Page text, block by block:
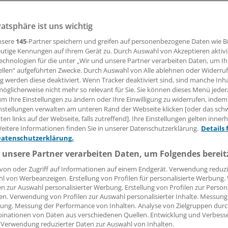
(dpa). Bis zu 50 Prozent der Krebstodesfälle in
bei Rauchern sogar bis zu 75 Prozent. Das hat
für Umwelt und Gesundheit mitgeteilt.
der Prävention würden bisher noch nicht genutzt,
Helfen würden auch Sport,
Obst und Gemüse, Maßnahmen gegen radioaktives
Feinstaub im Dieselruß - und natürlich, weniger zu
Onkologie Impfen
ist uns wichtig
145-Partner speichern und greifen auf personenbezogene Daten wie
Kennungen auf Ihrem Gerät zu. Durch Auswahl von Akzeptieren
für die unter „Wir und unsere Partner verarbeiten Daten, um
aufgeführten Zwecke. Durch Auswahl von Alle ablehnen oder
werden diese deaktiviert. Wenn Tracker deaktiviert sind, sind manche
nicht mehr so relevant für Sie. Sie können dieses Menü
Ihre Einstellungen zu ändern oder Ihre Einwilligung zu widerrufen, indem
verwalten am unteren Rand der Webseite klicken [oder das
links auf der Webseite, falls zutreffend]. Ihre Einstellungen gelten
Informationen finden Sie in unserer Datenschutzerklärung. Details
Partner verarbeiten Daten, um Folgendes
oder Zugriff auf Informationen auf einem Endgerät. Verwendung
von Werbeanzeigen. Erstellung von Profilen für personalisierte
zur Auswahl personalisierter Werbung. Erstellung von Profilen zur
Verwendung von Profilen zur Auswahl personalisierter Inhalte.
Messung der Performance von Inhalten. Analyse von Zielgruppen
von Daten aus verschiedenen Quellen. Entwicklung und
reduzierter Daten zur Auswahl von Inhalten.